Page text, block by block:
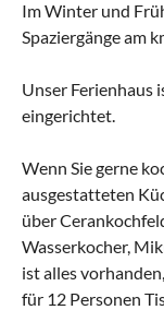
Im Winter und
Spaziergänge am
Unser Ferienhaus
eingerichtet.
Wenn Sie gerne
ausgestatteten
über
Wasserkocher,
ist alles
für 12 Personen